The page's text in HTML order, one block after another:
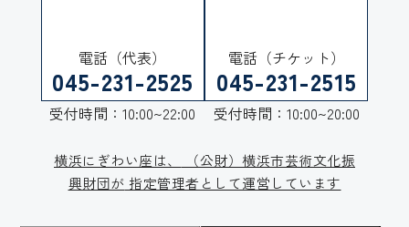
電話（代表）
045-231-2525
受付時間：10:00~22:00
電話（チケット）
045-231-2515
受付時間：10:00~20:00
横浜にぎわい座は、
（公財）横浜市芸術文化振
興財団が 指定管理者として運営しています